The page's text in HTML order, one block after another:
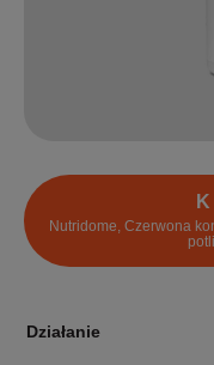
Nutridome, Czerwona
Działanie